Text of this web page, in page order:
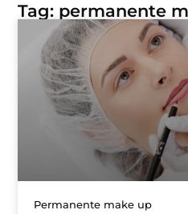
Tag: permanente
Permanente make up